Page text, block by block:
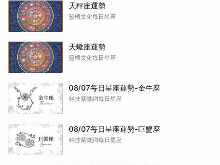
天秤座運勢
靈機文化每日星座
天蠍座運勢
靈機文化每日星座
08/07每日星座運勢-金牛座
科技紫微網每日星座
08/07每日星座運勢-巨蟹座
科技紫微網每日星座